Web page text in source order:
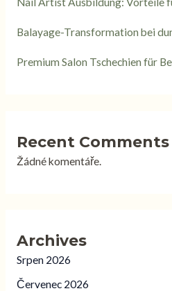
Balayage-Transformation bei
Premium Salon Tschechien für
Recent Comments
Žádné komentáře.
Archives
Srpen 2026
Červenec 2026